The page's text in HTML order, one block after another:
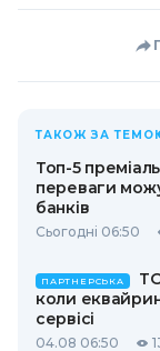
ТАКОЖ ЗА
Топ-5
переваги
банків
Сьогодні 06:50
ПАРТНЕРСЬКА
коли
сервісі
04.08 06:50